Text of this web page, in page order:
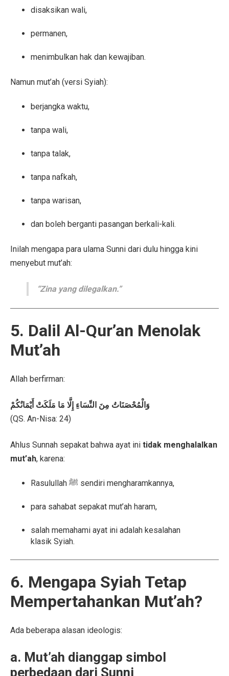
disaksikan wali,
permanen,
menimbulkan hak dan kewajiban.
Namun mut’ah (versi Syiah):
berjangka waktu,
tanpa wali,
tanpa talak,
tanpa nafkah,
tanpa warisan,
dan boleh berganti pasangan berkali-kali.
Inilah mengapa para ulama Sunni dari dulu hingga kini
menyebut mut’ah:
“Zina yang dilegalkan.”
5. Dalil Al-Qur’an Menolak
Mut’ah
Allah berfirman:
وَالْمُحْصَنَاتُ مِنَ النِّسَاءِ إِلَّا مَا مَلَكَتْ أَيْمَانُكُمْ
(QS. An-Nisa: 24)
Ahlus Sunnah sepakat bahwa ayat ini tidak menghalalkan
mut’ah, karena:
Rasulullah ﷺ sendiri mengharamkannya,
para sahabat sepakat mut’ah haram,
salah memahami ayat ini adalah kesalahan
klasik Syiah.
6. Mengapa Syiah Tetap
Mempertahankan Mut’ah?
Ada beberapa alasan ideologis:
a. Mut’ah dianggap simbol
perbedaan dari Sunni